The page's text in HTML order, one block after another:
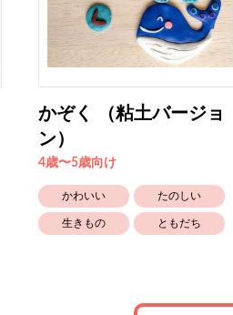
かぞく （粘土バージョ
ン）
4歳〜5歳向け
かわいい たのしい
生きもの ともだち